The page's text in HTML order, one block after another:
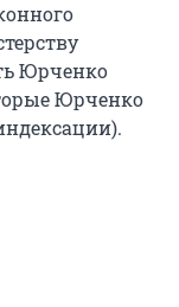
Юрченко
Юрченко